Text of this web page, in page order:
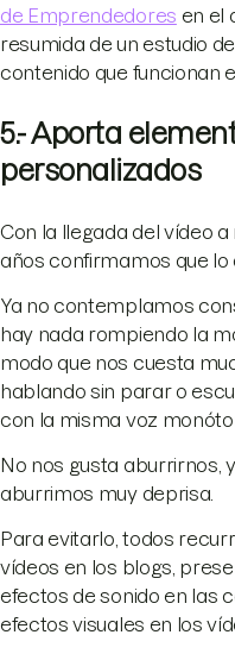
de Emprendedores en el
resumida de un estudio
contenido que funcionan
5.- Aporta
personalizados
Con la llegada del vídeo
años confirmamos que lo
Ya no contemplamos
hay nada rompiendo la
modo que nos cuesta
hablando sin parar o
con la misma voz
No nos gusta aburrirnos,
aburrimos muy deprisa.
Para evitarlo, todos
vídeos en los blogs,
efectos de sonido en las
efectos visuales en los